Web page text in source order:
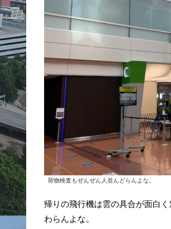
荷物検査もぜんぜん人並んどらんよな。
帰りの飛行機は雲の具合が面白
わらんよな。